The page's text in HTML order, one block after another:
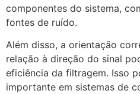
componentes do sistema,
fontes de ruído.
Além disso, a orientação
relação à direção do sinal
eficiência da filtragem. Isso
importante em sistemas de